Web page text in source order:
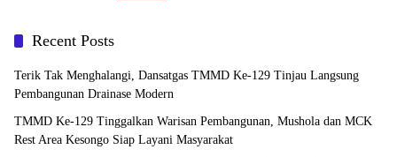
Recent Posts
Terik Tak Menghalangi, Dansatgas TMMD Ke-129 Tinjau Langsung
Pembangunan Drainase Modern
TMMD Ke-129 Tinggalkan Warisan Pembangunan, Mushola dan MCK
Rest Area Kesongo Siap Layani Masyarakat